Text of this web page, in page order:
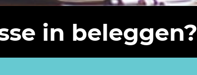
in beleggen?